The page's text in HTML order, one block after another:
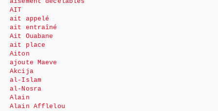
AIT
ait appelé
ait entraîné
Ait Ouabane
ait place
Aiton
ajoute Maeve
Akcija
al-Islam
al-Nosra
Alain
Alain Afflelou